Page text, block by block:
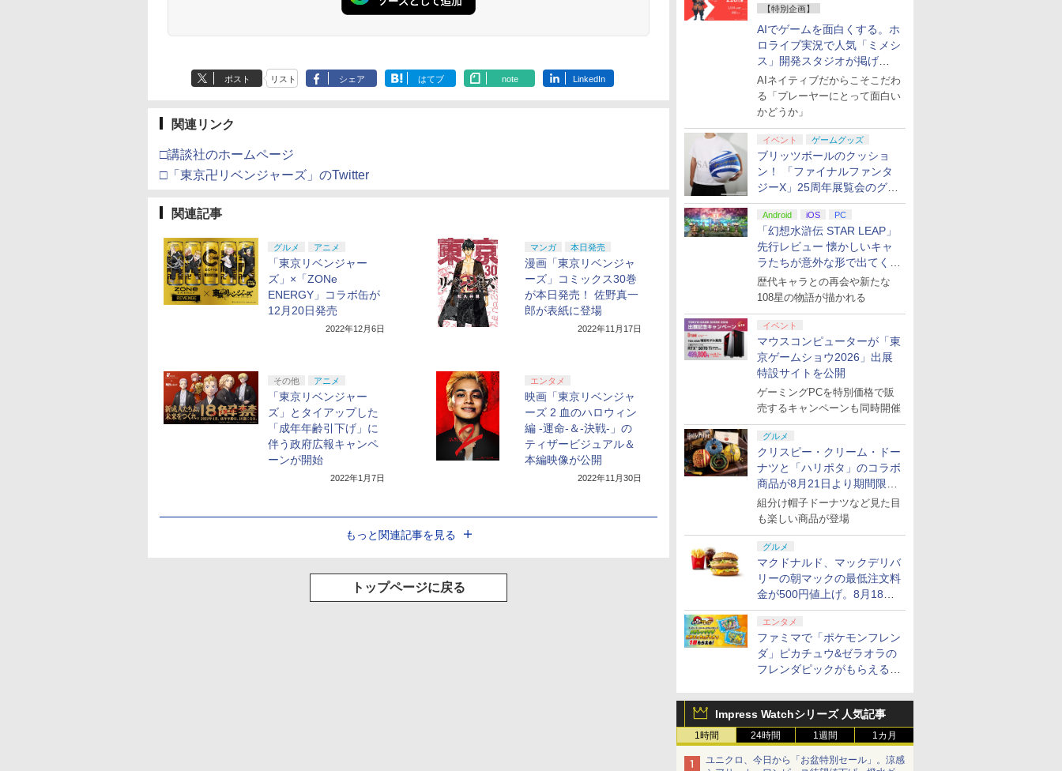
【特別企画】
AIでゲームを面白くする。ホ
ロライブ実況で人気「ミメシ
ス」開発スタジオが掲げ
る“AI活用の信念”とは？【講
演レポート】
AIネイティブだからこそこだわ
る「プレーヤーにとって面白い
かどうか」
イベント ゲームグッズ
ブリッツボールのクッショ
ン！ 「ファイナルファンタ
ジーX」25周年展覧会のグッ
ズ情報が公開
Android iOS PC
「幻想水滸伝 STAR LEAP」
先行レビュー 懐かしいキャ
ラたちが意外な形で出てくる
シリーズ完全新作！
歴代キャラとの再会や新たな
108星の物語が描かれる
イベント
マウスコンピューターが「東
京ゲームショウ2026」出展
特設サイトを公開
ゲーミングPCを特別価格で販
売するキャンペーンも同時開催
グルメ
クリスピー・クリーム・ドー
ナツと「ハリポタ」のコラボ
商品が8月21日より期間限定
で発売
組分け帽子ドーナツなど見た目
も楽しい商品が登場
グルメ
マクドナルド、マックデリバ
リーの朝マックの最低注文料
金が500円値上げ。8月18日
より1,500円から受付
エンタメ
ファミマで「ポケモンフレン
ダ」ピカチュウ&ゼラオラの
フレンダピックがもらえるキ
Impress Watchシリーズ 人気記事
1時間 24時間 1週間 1カ月
ユニクロ、今日から「お盆特別セール」。涼感
ポスト リスト シェア はてブ note LinkedIn
関連リンク
□講談社のホームページ
□「東京卍リベンジャーズ」のTwitter
関連記事
グルメ アニメ
「東京リベンジャー
ズ」×「ZONe
ENERGY」コラボ缶が
12月20日発売
2022年12月6日
マンガ 本日発売
漫画「東京リベンジャ
ーズ」コミックス30巻
が本日発売！ 佐野真一
郎が表紙に登場
2022年11月17日
その他 アニメ
「東京リベンジャー
ズ」とタイアップした
「成年年齢引下げ」に
伴う政府広報キャンペ
ーンが開始
2022年1月7日
エンタメ
映画「東京リベンジャ
ーズ 2 血のハロウィン
編 -運命-＆-決戦-」の
ティザービジュアル＆
本編映像が公開
2022年11月30日
もっと関連記事を見る
トップページに戻る